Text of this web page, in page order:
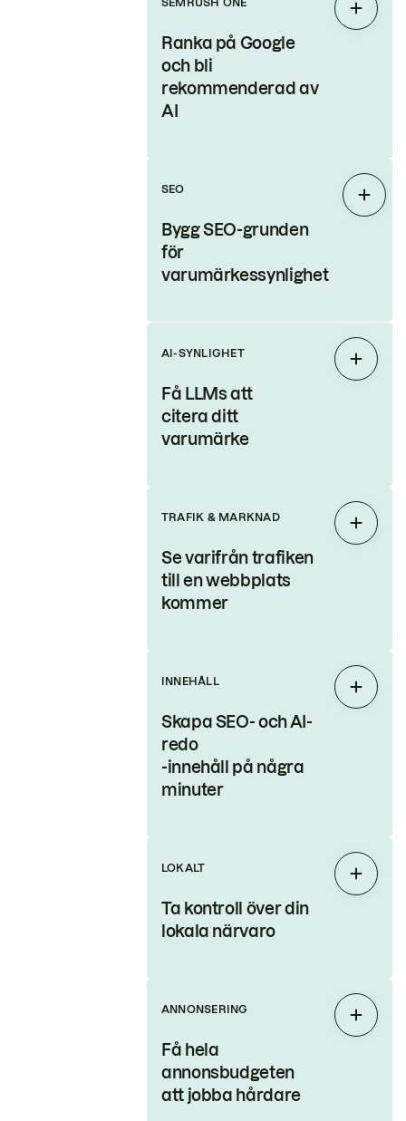
SEMRUSH ONE
Ranka på Google
och bli
rekommenderad av
AI
SEO
Bygg SEO-grunden
för
varumärkessynlighet
AI-SYNLIGHET
Få LLMs att
citera ditt
varumärke
TRAFIK & MARKNAD
Se varifrån trafiken
till en webbplats
kommer
INNEHÅLL
Skapa SEO- och AI-
redo
-innehåll på några
minuter
LOKALT
Ta kontroll över din
lokala närvaro
ANNONSERING
Få hela
annonsbudgeten
att jobba hårdare